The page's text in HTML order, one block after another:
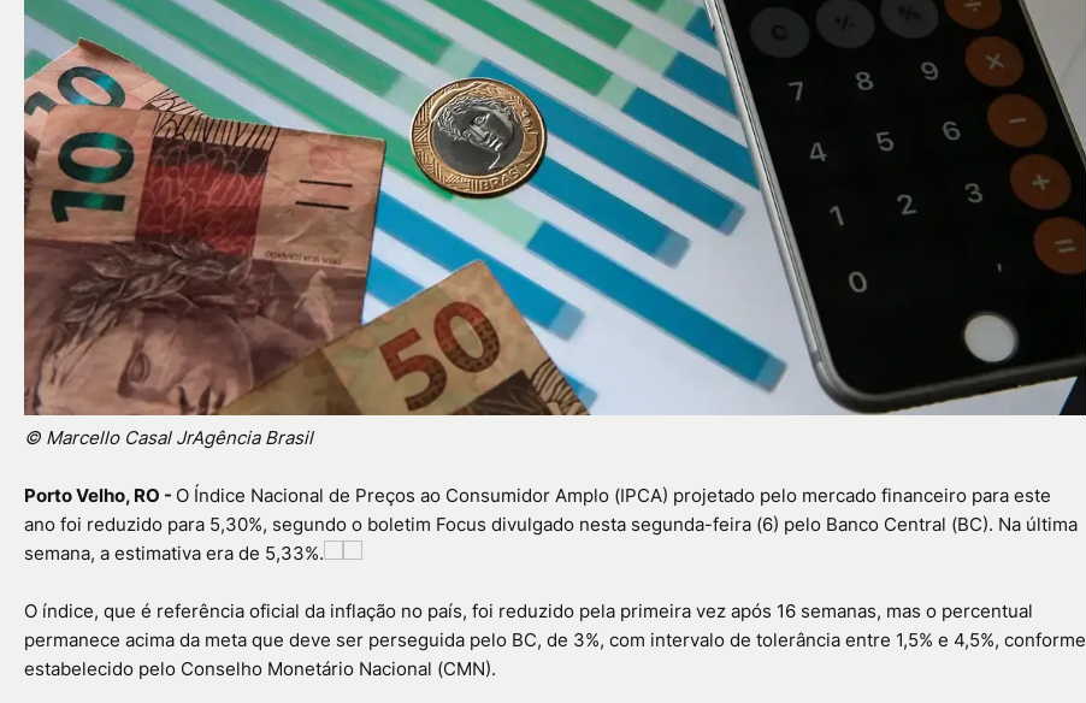
© Marcello Casal JrAgência Brasil
Porto Velho, RO - O Índice Nacional de Preços ao Consumidor Amplo (IPCA) projetado pelo mercado financeiro para este
ano foi reduzido para 5,30%, segundo o boletim Focus divulgado nesta segunda-feira (6) pelo Banco Central (BC). Na última
semana, a estimativa era de 5,33%.
O índice, que é referência oficial da inflação no país, foi reduzido pela primeira vez após 16 semanas, mas o percentual
permanece acima da meta que deve ser perseguida pelo BC, de 3%, com intervalo de tolerância entre 1,5% e 4,5%, conforme
estabelecido pelo Conselho Monetário Nacional (CMN).